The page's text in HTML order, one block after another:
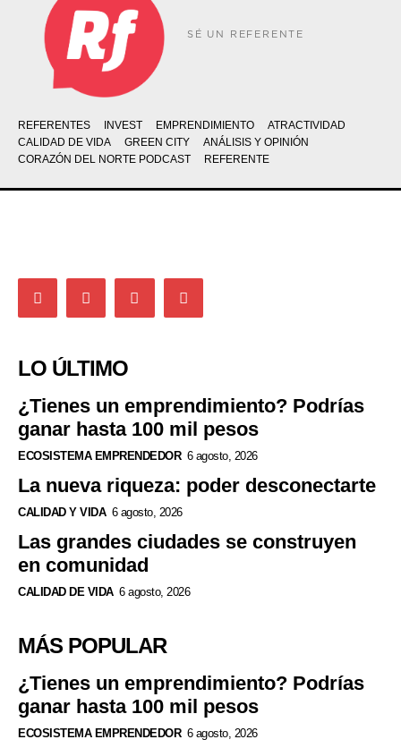
SÉ UN REFERENTE
REFERENTES INVEST EMPRENDIMIENTO
ATRACTIVIDAD
CALIDAD DE VIDA
GREEN CITY
ANÁLISIS Y OPINIÓN
CORAZÓN DEL NORTE PODCAST
REFERENTE
LO ÚLTIMO
¿Tienes un emprendimiento? Podrías
ganar hasta 100 mil pesos
ECOSISTEMA EMPRENDEDOR 6 agosto, 2026
La nueva riqueza: poder desconectarte
CALIDAD Y VIDA 6 agosto, 2026
Las grandes ciudades se construyen
en comunidad
CALIDAD DE VIDA 6 agosto, 2026
MÁS POPULAR
¿Tienes un emprendimiento? Podrías
ganar hasta 100 mil pesos
ECOSISTEMA EMPRENDEDOR 6 agosto, 2026